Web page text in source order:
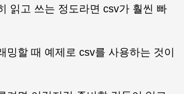
읽고 쓰는 정도라면 csv가 훨씬 빠
밍할 때 예제로 csv를 사용하는 것이